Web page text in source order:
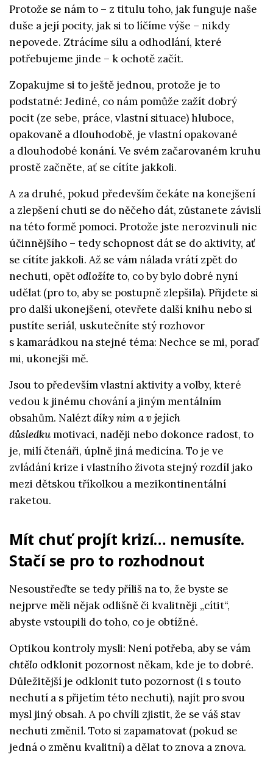
Protože se nám to – z titulu toho, jak funguje naše
duše a její pocity, jak si to líčíme výše – nikdy
nepovede. Ztrácíme sílu a odhodlání, které
potřebujeme jinde – k ochotě začít.
Zopakujme si to ještě jednou, protože je to
podstatné: Jediné, co nám pomůže zažít dobrý
pocit (ze sebe, práce, vlastní situace) hluboce,
opakovaně a dlouhodobě, je vlastní opakované
a dlouhodobé konání. Ve svém začarovaném kruhu
prostě začněte, ať se cítíte jakkoli.
A za druhé, pokud především čekáte na konejšení
a zlepšení chuti se do něčeho dát, zůstanete závislí
na této formě pomoci. Protože jste nerozvinuli nic
účinnějšího – tedy schopnost dát se do aktivity, ať
se cítíte jakkoli. Až se vám nálada vrátí zpět do
nechuti, opětodložíteto, co by bylo dobré nyní
udělat (pro to, aby se postupně zlepšila). Přijdete si
pro další ukonejšení, otevřete další knihu nebo si
pustíte seriál, uskutečníte stý rozhovor
s kamarádkou na stejné téma: Nechce se mi, poraď
mi, ukonejši mě.
Jsou to především vlastní aktivity a volby, které
vedou k jinému chování a jiným mentálním
obsahům. Naléztdíky nim a v jejich
důsledkumotivaci, naději nebo dokonce radost, to
je, milí čtenáři, úplně jiná medicína. To je ve
zvládání krize i vlastního života stejný rozdíl jako
mezi dětskou tříkolkou a mezikontinentální
raketou.
Mít chuť projít krizí… nemusíte.
Stačí se pro to rozhodnout
Nesoustřeďte se tedy příliš na to, že byste se
nejprve měli nějak odlišně či kvalitněji „cítit“,
abyste vstoupili do toho, co je obtížné.
Optikou kontroly mysli: Není potřeba, aby se vám
chtělo odklonit pozornost někam, kde je to dobré.
Důležitější je odklonit tuto pozornost (i s touto
nechutí a s přijetím této nechuti), najít pro svou
mysl jiný obsah. A po chvíli zjistit, že se váš stav
nechuti změnil. Toto si zapamatovat (pokud se
jedná o změnu kvalitní) a dělat to znova a znova.